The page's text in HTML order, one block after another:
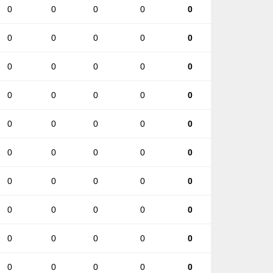
0 0 0 0 0
0 0 0 0 0
0 0 0 0 0
0 0 0 0 0
0 0 0 0 0
0 0 0 0 0
0 0 0 0 0
0 0 0 0 0
0 0 0 0 0
0 0 0 0 0